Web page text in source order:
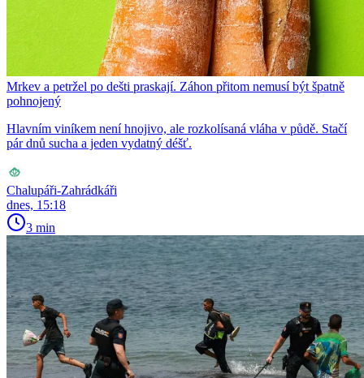
Mrkev a petržel po dešti praskají. Záhon přitom nemusí být špatně
pohnojený
Hlavním viníkem není hnojivo, ale rozkolísaná vláha v půdě. Stačí
pár dnů sucha a jeden vydatný déšť.
Chalupáři-Zahrádkáři
dnes, 15:18
3 min